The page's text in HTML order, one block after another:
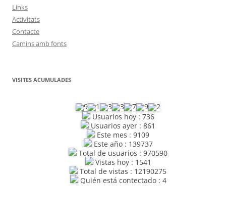
Links
Activitats
Contacte
Camins amb fonts
VISITES ACUMULADES
Usuarios hoy : 736
Usuarios ayer : 861
Este mes : 9109
Este año : 139737
Total de usuarios : 970590
Vistas hoy : 1541
Total de vistas : 12190275
Quién está contectado : 4